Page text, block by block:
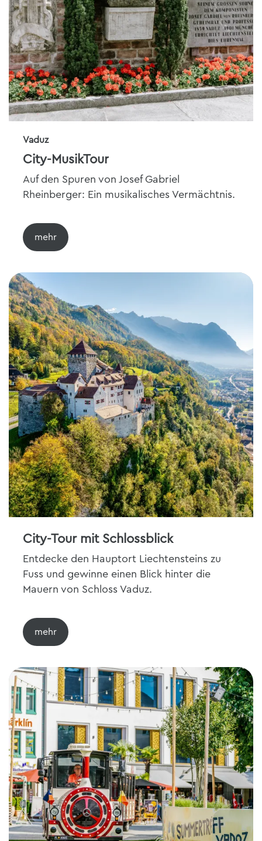
Vaduz
City-MusikTour
Auf den Spuren von Josef Gabriel
Rheinberger: Ein musikalisches Vermächtnis.
City-Tour mit Schlossblick
Entdecke den Hauptort Liechtensteins zu
Fuss und gewinne einen Blick hinter die
Mauern von Schloss Vaduz.